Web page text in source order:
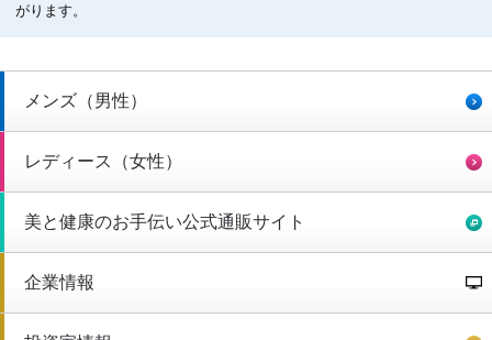
がります。
メンズ（男性）
レディース（女性）
美と健康のお手伝い公式通販サイト
企業情報